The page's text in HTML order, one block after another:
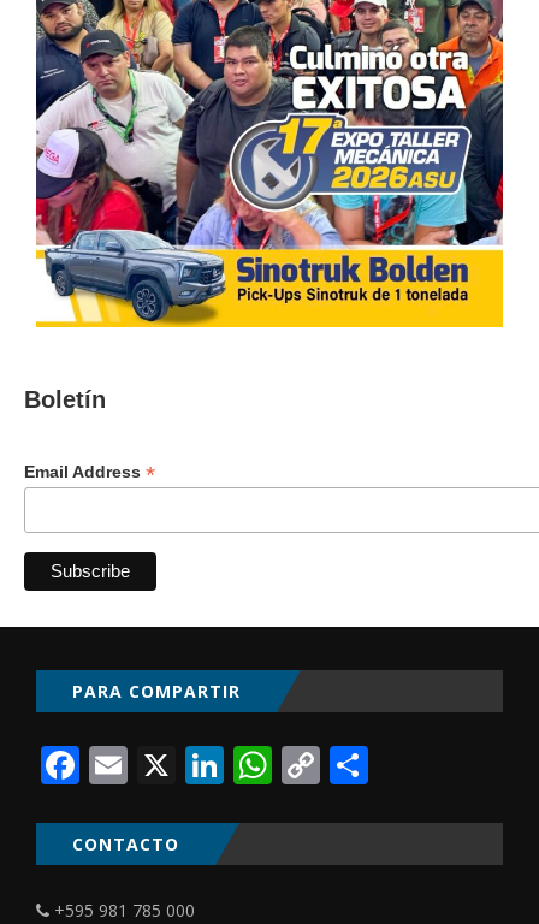
Boletín
Email Address *
PARA COMPARTIR
Facebook
Email
X LinkedIn
WhatsApp
Copy
CONTACTO
+595 981 785 000